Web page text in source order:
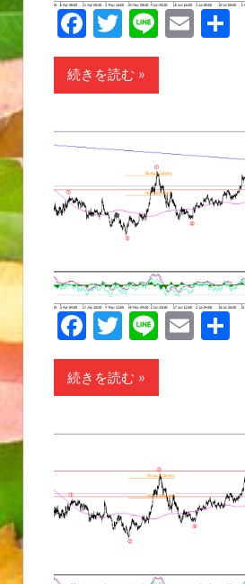
Facebook
Twitter
LineEmail
共
続きを読む
Facebook
Twitter
LineEmail
共
続きを読む